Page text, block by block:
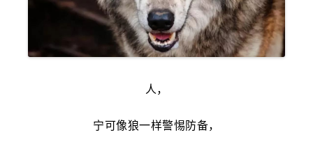
人，
宁可像狼一样警惕防备，